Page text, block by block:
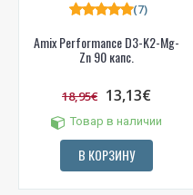
Amix Performance D3-K2-Mg-
Zn 90 капс.
(7)
18,95€ 13,13€
Товар в наличии
В КОРЗИНУ